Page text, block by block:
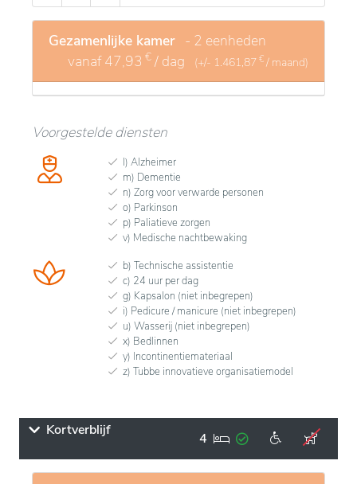
Gezamenlijke kamer - 2 eenheden
vanaf47,93 € / dag (+/- 1.461,87 € / maand)
Voorgestelde diensten
l) Alzheimer
m) Dementie
n) Zorg voor verwarde personen
o) Parkinson
p) Paliatieve zorgen
v) Medische nachtbewaking
b) Technische assistentie
c) 24 uur per dag
g) Kapsalon (niet inbegrepen)
i) Pedicure / manicure (niet inbegrepen)
u) Wasserij (niet inbegrepen)
x) Bedlinnen
y) Incontinentiemateriaal
z) Tubbe innovatieve organisatiemodel
Kortverblijf 4